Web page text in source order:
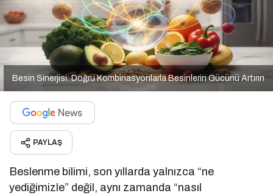
Besin Sinerjisi: Doğru Kombinasyonlarla Besinlerin Gücünü Artırın
PAYLAŞ
Beslenme bilimi, son yıllarda yalnızca “ne
yediğimizle” değil, aynı zamanda “nasıl